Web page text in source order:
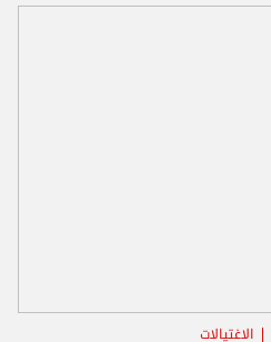
الاغتيالات